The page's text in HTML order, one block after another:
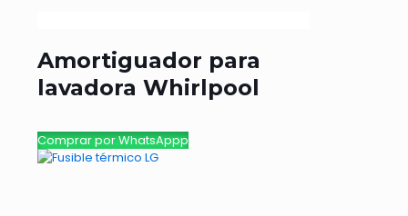
Amortiguador para
lavadora Whirlpool
Comprar por WhatsAppp